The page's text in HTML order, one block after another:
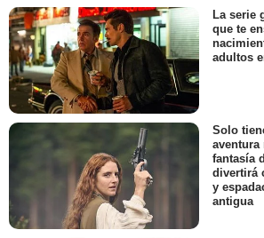
La serie
que te
adultos
Solo
aventura
fantasía
divertirá
y
antigua